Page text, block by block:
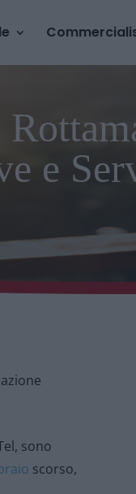
e
sono
scorso,